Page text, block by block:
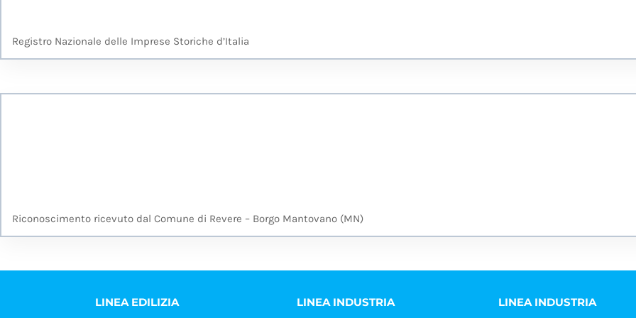
Registro Nazionale delle Imprese Storiche d’Italia
Riconoscimento ricevuto dal Comune di Revere – Borgo Mantovano (MN)
LINEA EDILIZIA LINEA INDUSTRIA LINEA INDUSTRIA